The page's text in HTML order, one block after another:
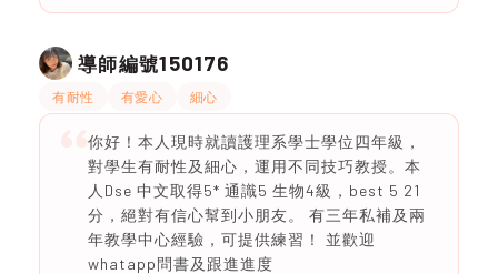
導師編號150176
有耐性 有愛心 細心
你好！本人現時就讀護理系學士學位四年級，
對學生有耐性及細心，運用不同技巧教授。本
人Dse 中文取得5* 通識5 生物4級，best 5 21
分，絕對有信心幫到小朋友。 有三年私補及兩
年教學中心經驗，可提供練習！ 並歡迎
whatapp問書及跟進進度